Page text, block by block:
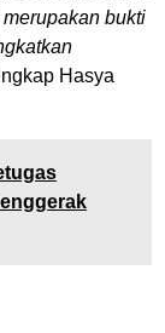
bukti
Hasya